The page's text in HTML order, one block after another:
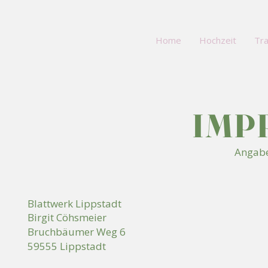
Home Hochzeit
Blattwerk Lippstadt
Birgit Cöhsmeier
Bruchbäumer Weg 6
59555 Lippstadt